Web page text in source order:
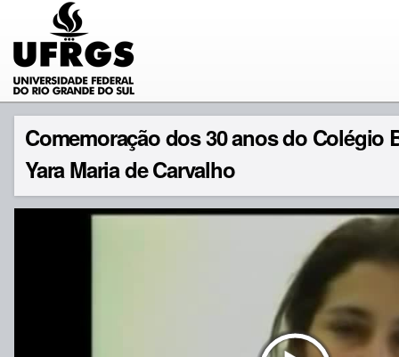
Comemoração dos 30 anos do Colégio
Yara Maria de Carvalho